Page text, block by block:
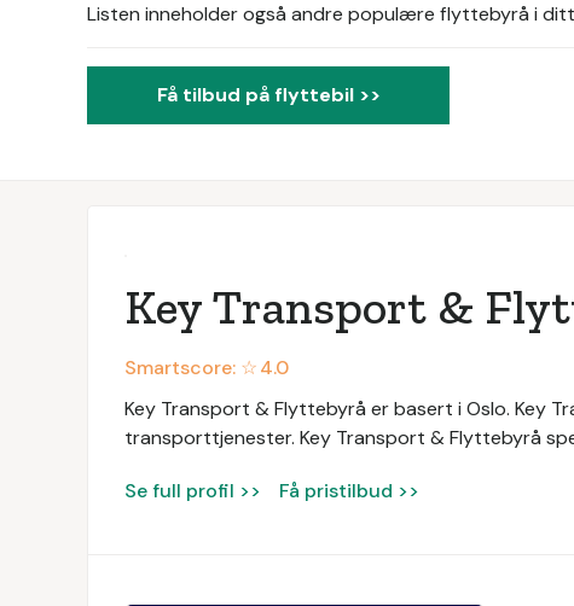
Listen inneholder også andre populære flyttebyrå i
Få tilbud på flyttebil >>
Key Transport &
Smartscore: ☆4.0
Key Transport & Flyttebyrå er basert i Oslo. Key
transporttjenester. Key Transport & Flyttebyrå
Se full profil >> Få pristilbud >>